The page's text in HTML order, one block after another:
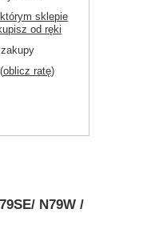
sklepie
od ręki
oblicz ratę)
N79W /